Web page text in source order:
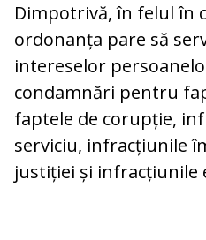
Dimpotrivă, în felul în
ordonanța pare să
intereselor
condamnări pentru
faptele de corupție,
serviciu, infracțiunile
justiției și infracțiunile